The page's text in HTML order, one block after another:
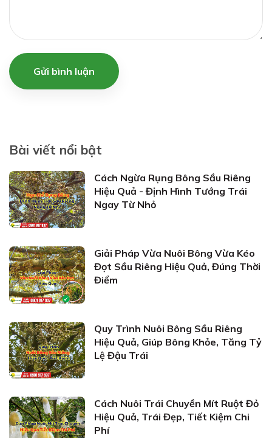
Gửi bình luận
Bài viết nổi bật
Cách Ngừa Rụng Bông Sầu Riêng
Hiệu Quả - Định Hình Tướng Trái
Ngay Từ Nhỏ
Giải Pháp Vừa Nuôi Bông Vừa Kéo
Đọt Sầu Riêng Hiệu Quả, Đúng Thời
Điểm
Quy Trình Nuôi Bông Sầu Riêng
Hiệu Quả, Giúp Bông Khỏe, Tăng Tỷ
Lệ Đậu Trái
Cách Nuôi Trái Chuyền Mít Ruột Đỏ
Hiệu Quả, Trái Đẹp, Tiết Kiệm Chi
Phí